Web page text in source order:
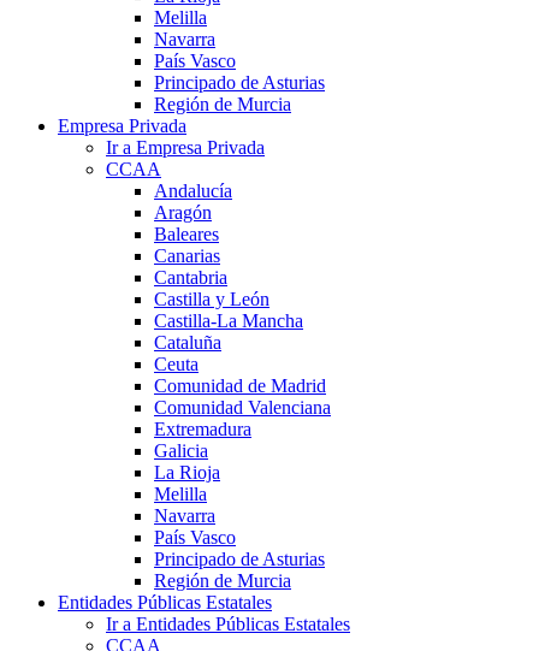
Melilla
Navarra
País Vasco
Principado de Asturias
Región de Murcia
Empresa Privada
Ir a Empresa Privada
CCAA
Andalucía
Aragón
Baleares
Canarias
Cantabria
Castilla y León
Castilla-La Mancha
Cataluña
Ceuta
Comunidad de Madrid
Comunidad Valenciana
Extremadura
Galicia
La Rioja
Melilla
Navarra
País Vasco
Principado de Asturias
Región de Murcia
Entidades Públicas Estatales
Ir a Entidades Públicas Estatales
CCAA